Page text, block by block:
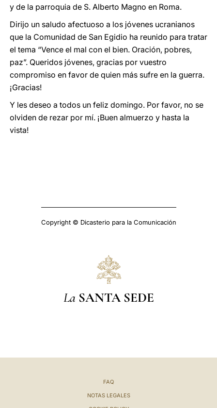
y de la parroquia de S. Alberto Magno en Roma.
Dirijo un saludo afectuoso a los jóvenes ucranianos
que la Comunidad de San Egidio ha reunido para tratar
el tema “Vence el mal con el bien. Oración, pobres,
paz”. Queridos jóvenes, gracias por vuestro
compromiso en favor de quien más sufre en la guerra.
¡Gracias!
Y les deseo a todos un feliz domingo. Por favor, no se
olviden de rezar por mí. ¡Buen almuerzo y hasta la
vista!
Copyright © Dicasterio para la Comunicación
La SANTA SEDE
FAQ
NOTAS LEGALES